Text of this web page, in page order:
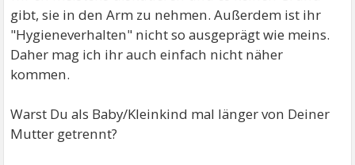
gibt, sie in den Arm zu nehmen. Außerdem ist ihr
"Hygieneverhalten" nicht so ausgeprägt wie meins.
Daher mag ich ihr auch einfach nicht näher
kommen.
Warst Du als Baby/Kleinkind mal länger von Deiner
Mutter getrennt?